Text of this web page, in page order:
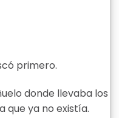
primero.
donde llevaba los
que ya no existía.